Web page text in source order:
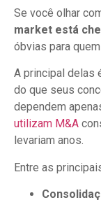
Se você olhar
market está
óbvias para
A principal delas
do que seus
dependem
utilizam M&A
levariam anos.
Entre as